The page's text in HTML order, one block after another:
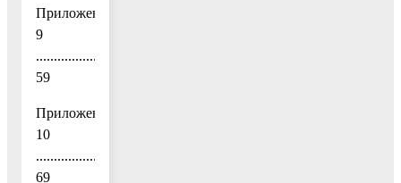
Приложение
9
59
Приложение
10
69